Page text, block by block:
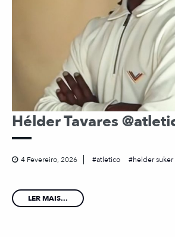
Hélder Tavares
4 Fevereiro, 2026 atletico helder suker
LER MAIS...